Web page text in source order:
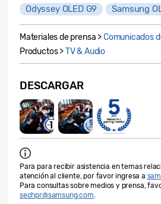
Odyssey OLED G9
Samsung
Materiales de prensa >Comunicados
Productos >TV & Audio
DESCARGAR
Para para recibir asistencia en temas
atención al cliente, por favor ingresa a
Para consultas sobre medios y prensa,
sechpr@samsung.com.